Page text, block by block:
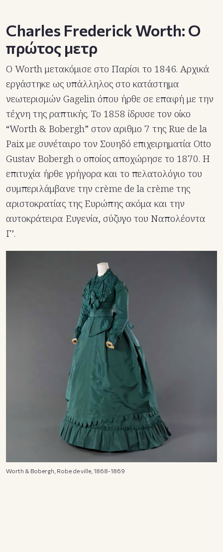
Charles Frederick Worth: Ο
πρώτος μετρ
Ο Worth μετακόμισε στο Παρίσι το 1846. Αρχικά
εργάστηκε ως υπάλληλος στο κατάστημα
νεωτερισμών Gagelin όπου ήρθε σε επαφή με την
τέχνη της ραπτικής. Το 1858 ίδρυσε τον οίκο
“Worth & Bobergh” στον αριθμο 7 της Rue de la
Paix με συνέταιρο τον Σουηδό επιχειρηματία Otto
Gustav Bobergh ο οποίος αποχώρησε το 1870. Η
επιτυχία ήρθε γρήγορα και το πελατολόγιο του
συμπεριλάμβανε την crème de la crème της
αριστοκρατίας της Ευρώπης ακόμα και την
αυτοκράτειρα Ευγενία, σύζυγο του Ναπολέοντα
Γ’.
Worth & Bobergh, Robe de ville, 1868-1869